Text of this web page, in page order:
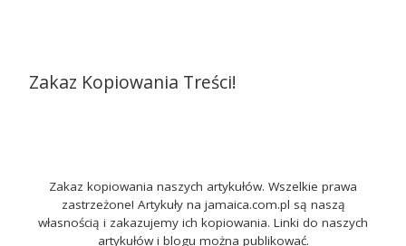
Zakaz Kopiowania Treści!
Zakaz kopiowania naszych artykułów. Wszelkie prawa
zastrzeżone! Artykuły na jamaica.com.pl są naszą
własnością i zakazujemy ich kopiowania. Linki do naszych
artykułów i blogu można publikować.